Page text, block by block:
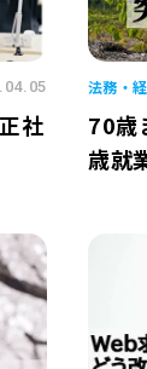
社
法務・
70歳
歳就